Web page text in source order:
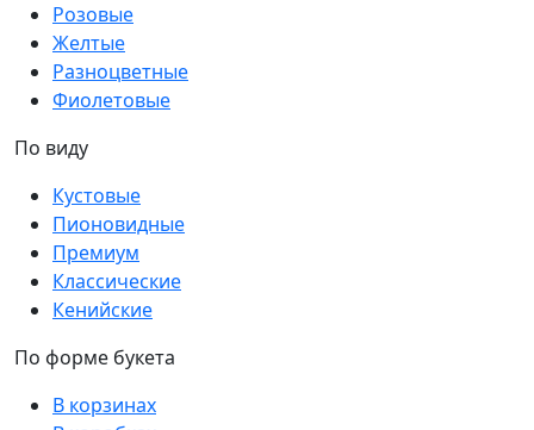
Розовые
Желтые
Разноцветные
Фиолетовые
По виду
Кустовые
Пионовидные
Премиум
Классические
Кенийские
По форме букета
В корзинах